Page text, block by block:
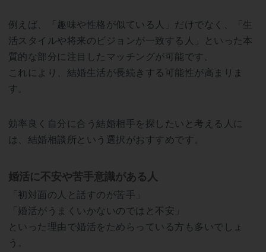
例えば、「趣味や性格が似ている人」だけでなく、「生
活スタイルや将来のビジョンが一致する人」といった本
質的な部分に注目したマッチングが可能です。
これにより、結婚生活が長続きする可能性が高まりま
す。
効率良く自分に合う結婚相手を探したいと考える人に
は、結婚相談所という選択がおすすめです。
婚活に不安や苦手意識がある人
「初対面の人と話すのが苦手」
「婚活がうまくいかないのではと不安」
といった理由で婚活をためらっている方も多いでしょ
う。